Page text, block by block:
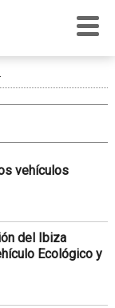
vehículos
del Ibiza
Ecológico y